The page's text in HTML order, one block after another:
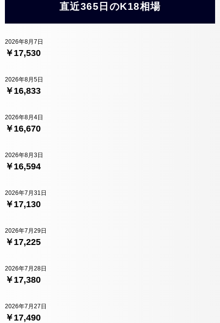
直近365日のK18相場
￥17,530
2026年8月7日
￥16,833
2026年8月5日
￥16,670
2026年8月4日
￥16,594
2026年8月3日
￥17,130
2026年7月31日
￥17,225
2026年7月29日
￥17,380
2026年7月28日
￥17,490
2026年7月27日